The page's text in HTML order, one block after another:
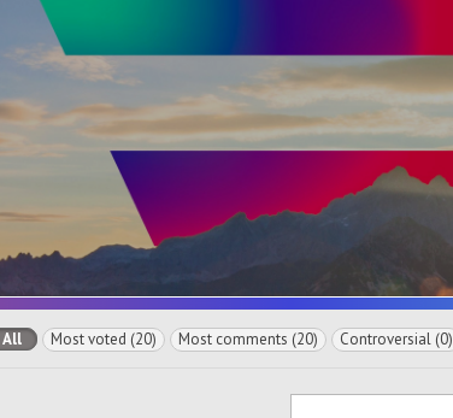
All Most voted (20) Most comments (20) Controversial (0)